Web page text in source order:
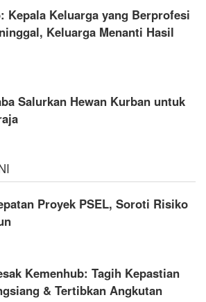
Kepala Keluarga yang Berprofesi
Keluarga Menanti Hasil
Salurkan Hewan Kurban untuk
Proyek PSEL, Soroti Risiko
Kemenhub: Tagih Kepastian
& Tertibkan Angkutan